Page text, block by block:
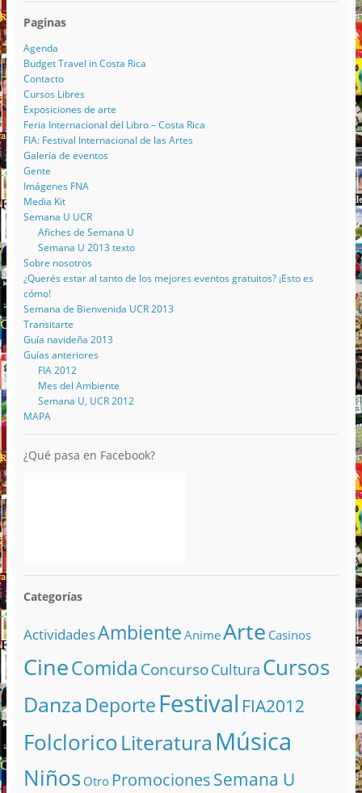
Paginas
Agenda
Budget Travel in Costa Rica
Contacto
Cursos Libres
Exposiciones de arte
Feria Internacional del Libro – Costa Rica
FIA: Festival Internacional de las Artes
Galería de eventos
Gente
Imágenes FNA
Media Kit
Semana U UCR
Afiches de Semana U
Semana U 2013 texto
Sobre nosotros
¿Querés estar al tanto de los mejores eventos gratuitos? ¡Esto es
cómo!
Semana de Bienvenida UCR 2013
Transitarte
Guía navideña 2013
Guías anteriores
FIA 2012
Mes del Ambiente
Semana U, UCR 2012
MAPA
¿Qué pasa en Facebook?
Categorías
ActividadesAmbiente AnimeArte Casinos
CineComida ConcursoCultura Cursos
Danza DeporteFestival FIA2012
FolcloricoLiteratura Música
Niños Otro PromocionesSemana U